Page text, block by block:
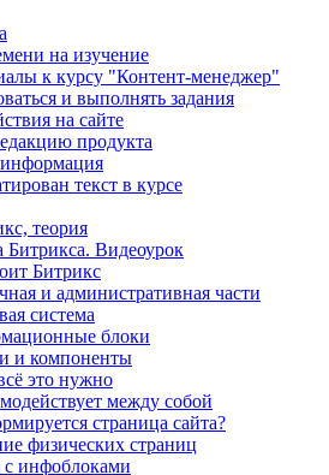
на изучение
к курсу "Контент-менеджер"
и выполнять задания
на сайте
продукта
текст в курсе
теория
Битрикса. Видеоурок
Битрикс
и административная части
система
блоки
и компоненты
это нужно
между собой
страница сайта?
физических страниц
с инфоблоками